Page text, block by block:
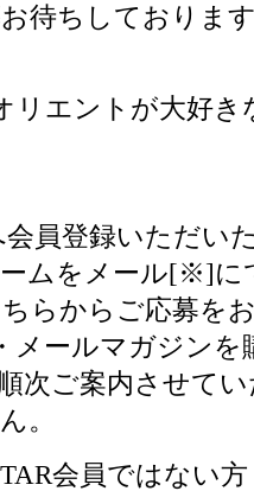
待ちしておりま
リエントが大好き
会員登録いただい
ムをメール[※]に
らからご応募を
ールマガジンを
次ご案内させて
。
会員ではない方